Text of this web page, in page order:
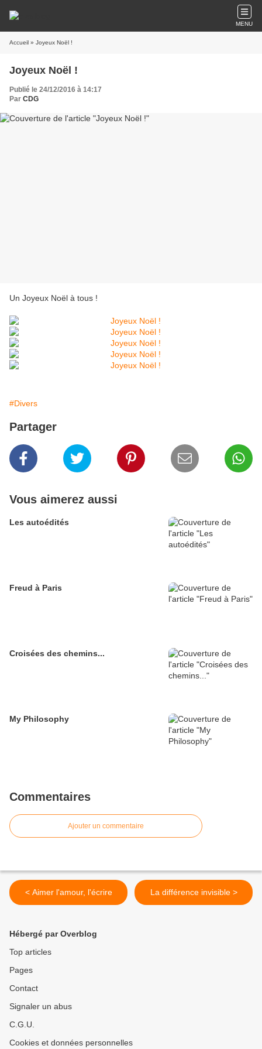
MENU
Accueil » Joyeux Noël !
Joyeux Noël !
Publié le 24/12/2016 à 14:17
Par CDG
Un Joyeux Noël à tous !
#Divers
Partager
Vous aimerez aussi
Les autoédités
Freud à Paris
Croisées des chemins...
My Philosophy
Commentaires
Ajouter un commentaire
< Aimer l'amour, l'écrire La différence invisible >
Hébergé par Overblog
Top articles
Pages
Contact
Signaler un abus
C.G.U.
Cookies et données personnelles